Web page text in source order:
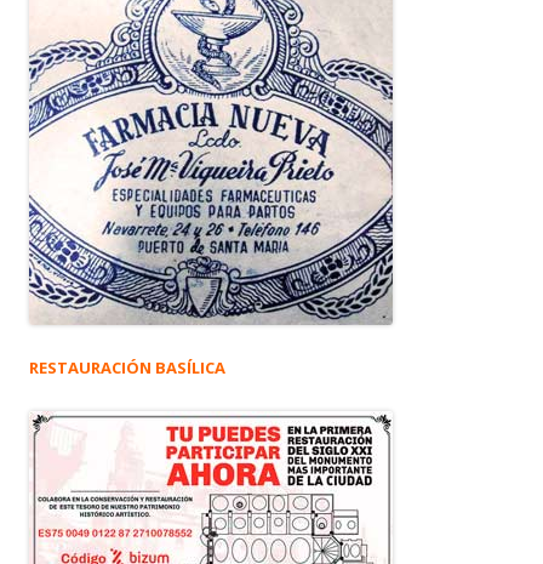
RESTAURACIÓN BASÍLICA